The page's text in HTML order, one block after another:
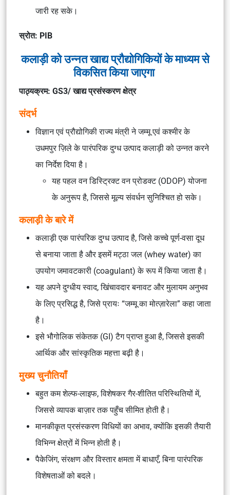
जारी रह सके।
स्रोत: PIB
कलाड़ी को उन्नत खाद्य प्रौद्योगिकियों के माध्यम से
विकसित किया जाएगा
पाठ्यक्रम: GS3/ खाद्य प्रसंस्करण क्षेत्र
संदर्भ
विज्ञान एवं प्रौद्योगिकी राज्य मंत्री ने जम्मू एवं कश्मीर के
उधमपुर ज़िले के पारंपरिक दुग्ध उत्पादकलाड़ीको उन्नत करने
का निर्देश दिया है।
यह पहलवन डिस्ट्रिक्ट वन प्रोडक्ट (ODOP) योजना
के अनुरूप है, जिससे मूल्य संवर्धन सुनिश्चित हो सके।
कलाड़ी के बारे में
कलाड़ी एक पारंपरिक दुग्ध उत्पाद है, जिसे कच्चे पूर्ण-वसा दूध
से बनाया जाता है और इसमें मट्ठा जल (whey water) का
उपयोग जमावटकारी (coagulant) के रूप में किया जाता है।
यह अपने दुग्धीय स्वाद, खिंचावदार बनावट और मुलायम अनुभव
के लिए प्रसिद्ध है, जिसे प्रायः “जम्मू का मोत्ज़ारेला” कहा जाता
है।
इसे भौगोलिक संकेतक (GI) टैगप्राप्त हुआ है, जिससे इसकी
आर्थिक और सांस्कृतिक महत्ता बढ़ी है।
मुख्य चुनौतियाँ
बहुत कम शेल्फ-लाइफ, विशेषकर गैर-शीतित परिस्थितियों में,
जिससे व्यापक बाज़ार तक पहुँच सीमित होती है।
मानकीकृत प्रसंस्करण विधियों का अभाव, क्योंकि इसकी तैयारी
विभिन्न क्षेत्रों में भिन्न होती है।
पैकेजिंग, संरक्षण और विस्तार क्षमता में बाधाएँ, बिना पारंपरिक
विशेषताओं को बदले।